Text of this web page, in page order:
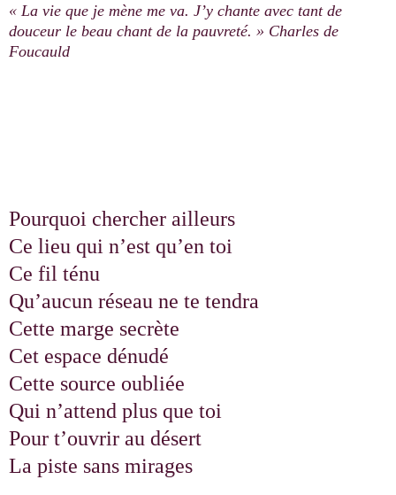
« La vie que je mène me va. J’y chante avec tant de
douceur le beau chant de la pauvreté. » Charles de
Foucauld
Pourquoi chercher ailleurs
Ce lieu qui n’est qu’en toi
Ce fil ténu
Qu’aucun réseau ne te tendra
Cette marge secrète
Cet espace dénudé
Cette source oubliée
Qui n’attend plus que toi
Pour t’ouvrir au désert
La piste sans mirages